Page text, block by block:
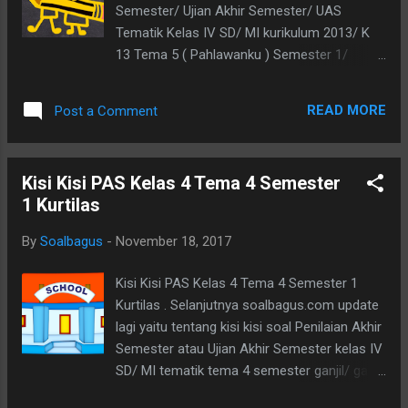
banyak Kalimat tidak lengkap dan pilihan
gambar jawaban tentang segi banyak Sebuah
gambar dan pilihan jawaban tentang besar
sudut. Sebuah gambar dan pilihan jawaban
Semester/ Ujian Akhir Semester/ UAS
Tematik Kelas IV SD/ MI kurikulum 2013/ K
13 Tema 5 ( Pahlawanku ) Semester 1/
bunyi Pancasila Menjawab contoh
pengamalan Pancasila Menjawab simbol sila
Indonesia Disediakan teks, manjawab
dan ingin diketahui dari isi bacaan Menuliskan
garis Disediakan gambar, menjawab garis
vertikal dan horizontal dan sejajar dan
berpotongan Menjawab garis yang saling
sejajar Menjawab sudut yang sama besar
Post a Comment READ MORE
Kisi Kisi PAS Kelas 4 Tema 4 Semester
1 Kurtilas
By Soalbagus - November 18, 2017
Kisi Kisi PAS Kelas 4 Tema 4 Semester 1
Kurtilas . Selanjutnya soalbagus.com update
lagi yaitu tentang kisi kisi soal Penilaian Akhir
Semester atau Ujian Akhir Semester kelas IV
SD/ MI tematik tema 4 semester ganjil/ gasal